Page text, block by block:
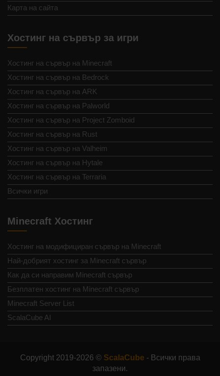
Карта на сайта
Хостинг на сървър за игри
Хостинг на сървър на Minecraft
Хостинг на сървър на Bedrock
Хостинг на сървър на ARK
Хостинг на сървър на Palworld
Хостинг на сървър на Project Zomboid
Хостинг на сървър на Rust
Хостинг на сървър на Valheim
Хостинг на сървър на Hytale
Хостинг на сървър на Terraria
Всички игри
Minecraft Хостинг
Хостинг на модифициран сървър на Minecraft
Най-добрият хостинг за Minecraft сървър
Как да си направим Minecraft сървър
Безплатен хостинг на Minecraft сървър
Minecraft Server List
ScalaCube AI
Copyright 2019-2026 © ScalaCube - Всички права
запазени.